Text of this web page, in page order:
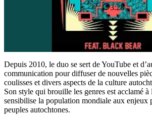
3:28
Depuis 2010, le duo se sert de YouTube et
communication pour diffuser de nouvelles
coulisses et divers aspects de la culture
Son style qui brouille les genres est acclamé à
sensibilise la population mondiale aux enjeux
peuples autochtones.